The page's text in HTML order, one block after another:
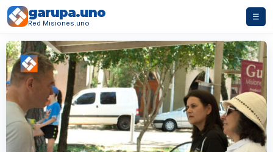
garupa.uno
Red Misiones.uno
☰